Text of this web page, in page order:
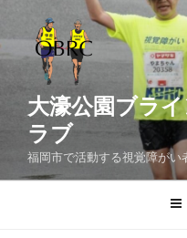
テ
ッ
大濠公園ブラ
ラブ
福岡市で活動する視覚障が